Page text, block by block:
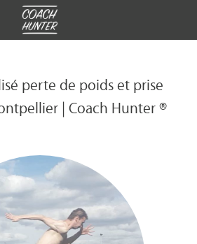
perte de poids et prise
| Coach Hunter ®